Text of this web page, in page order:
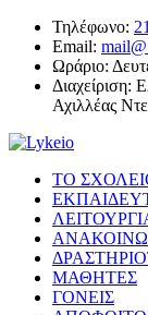
Τηλέφωνο:
Email:
Ωράριο:
Διαχείριση:
Αχιλλέας
ΤΟ
ΜΑΘΗΤΕΣ
ΓΟΝΕΙΣ